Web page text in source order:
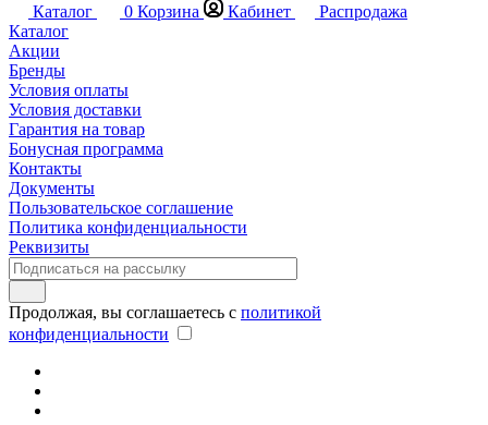
Каталог
0 Корзина Кабинет
Распродажа
Каталог
Акции
Бренды
Условия оплаты
Условия доставки
Гарантия на товар
Бонусная программа
Контакты
Документы
Пользовательское соглашение
Политика конфиденциальности
Реквизиты
Продолжая, вы соглашаетесь с политикой
конфиденциальности